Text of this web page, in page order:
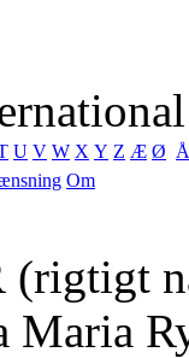
U V W X Y Z Æ Ø Å
Om
(rigtigt
Maria